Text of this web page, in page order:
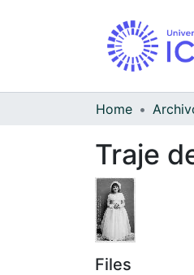
Home
Traje
Files